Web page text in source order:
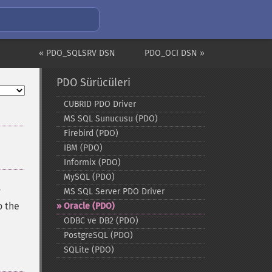
PDO_OCI DSN »
« PDO_SQLSRV DSN
the
PDO Sürücüleri
CUBRID PDO Driver
MS SQL Sunucusu (PDO)
Firebird (PDO)
IBM (PDO)
Informix (PDO)
MySQL (PDO)
MS SQL Server PDO Driver
Oracle (PDO)
ODBC ve DB2 (PDO)
PostgreSQL (PDO)
SQLite (PDO)